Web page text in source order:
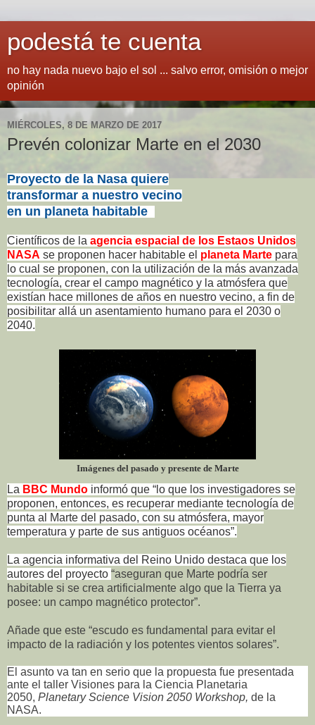
podestá te cuenta
no hay nada nuevo bajo el sol ... salvo error, omisión o mejor
opinión
MIÉRCOLES, 8 DE MARZO DE 2017
Prevén colonizar Marte en el 2030
Proyecto de la Nasa quiere
transformar a nuestro vecino
en un planeta habitable
Científicos de la agencia espacial de los Estaos Unidos
NASA se proponen hacer habitable el planeta Marte para
lo cual se proponen, con la utilización de la más avanzada
tecnología, crear el campo magnético y la atmósfera que
existían hace millones de años en nuestro vecino, a fin de
posibilitar allá un asentamiento humano para el 2030 o
2040.
Imágenes del pasado y presente de Marte
La BBC Mundo informó que “lo que los investigadores se
proponen, entonces, es recuperar mediante tecnología de
punta al Marte del pasado, con su atmósfera, mayor
temperatura y parte de sus antiguos océanos”.
La agencia informativa del Reino Unido destaca que los
autores del proyecto “aseguran que Marte podría ser
habitable si se crea artificialmente algo que la Tierra ya
posee: un campo magnético protector”.
Añade que este “escudo es fundamental para evitar el
impacto de la radiación y los potentes vientos solares”.
El asunto va tan en serio que la propuesta fue presentada
ante el taller Visiones para la Ciencia Planetaria
2050, Planetary Science Vision 2050 Workshop, de la
NASA.